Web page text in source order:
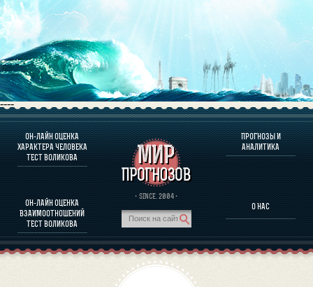
----
ОН-ЛАЙН ОЦЕНКА
ХАРАКТЕРА ЧЕЛОВЕКА
ТЕСТ ВОЛИКОВА
ОН-ЛАЙН ОЦЕНКА
ВЗАИМООТНОШЕНИЙ
ТЕСТ ВОЛИКОВА
· SINCE. 2004 ·
ПРОГНОЗЫ И
АНАЛИТИКА
О НАС
О ПРОГРАММЕ
ОЦЕНКА ХАРАКТЕРA ЧЕЛОВЕКА
ОЦЕНКА ХАРАКТЕРА ВЫДАЮЩИХСЯ ЛИЧНОСТЕЙ
О ПРОГРАММЕ
ПРОГНОЗЫ И АНАЛИТИКА